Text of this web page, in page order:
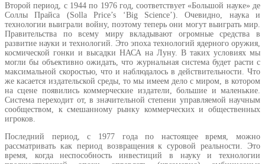
Второй период, с 1944 по 1976 год, соответствует «Большой науке» де
Соллы Прайса (Solla Price’s ‘Big Science’). Очевидно, наука и
технологии выиграли войну, поэтому теперь они могут выиграть мир.
Правительства по всему миру вкладывают огромные средства в
развитие науки и технологий. Это эпоха технологий ядерного оружия,
космической гонки и высадки НАСА на Луну. В таких условиях мы
могли бы объективно ожидать, что журнальная система будет расти с
максимальной скоростью, что и наблюдалось в действительности. Что
же касается издательской среды, то мы имеем дело с миром, в котором
на сцене появились коммерческие издатели, большие и маленькие.
Система переходит от, в значительной степени управляемой научным
сообществом, к смешанному рынку коммерческих и общественных
игроков.
Последний период, с 1977 года по настоящее время, можно
рассматривать как период возвращения к суровой реальности. Это
время, когда неспособность инвестиций в науку и технологии